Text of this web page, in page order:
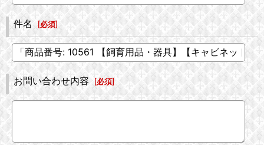
件名 必須]
お問い合わせ内容 必須